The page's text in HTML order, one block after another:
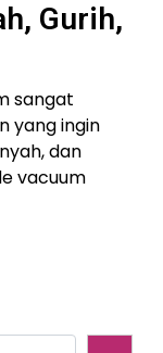
Gurih,
sangat
yang ingin
dan
vacuum